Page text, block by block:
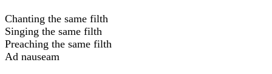
Chanting the same filth
Singing the same filth
Preaching the same filth
Ad nauseam